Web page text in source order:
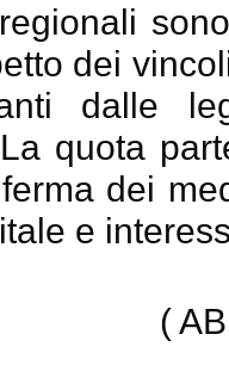
dei
dalle
quota
dei
e
(